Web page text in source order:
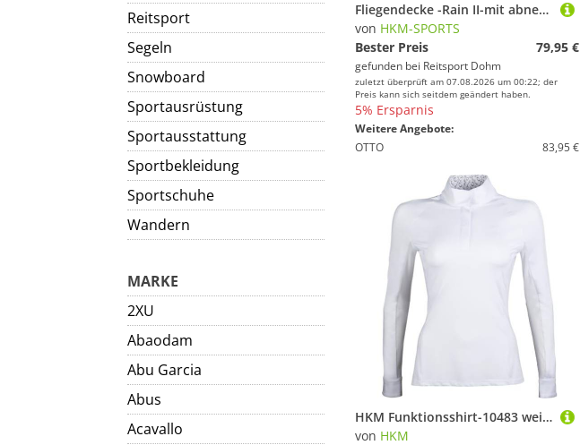
Reitsport
Segeln
Snowboard
Sportausrüstung
Sportausstattung
Sportbekleidung
Sportschuhe
Wandern
MARKE
2XU
Abaodam
Abu Garcia
Abus
Acavallo
Fliegendecke -Rain II-mit abnehmbarem Halsteil - 145, grau
von HKM-SPORTS
Bester Preis
79,95 €
gefunden bei Reitsport Dohm
zuletzt überprüft am 07.08.2026 um 00:22; der
Preis kann sich seitdem geändert haben.
5% Ersparnis
Weitere Angebote:
OTTO
83,95 €
HKM Funktionsshirt-10483 weiß/Taupe M
von HKM